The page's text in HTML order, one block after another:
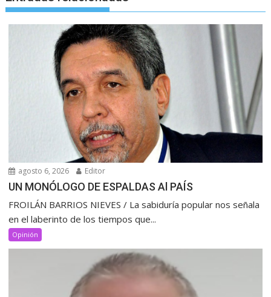
agosto 6, 2026 Editor
UN MONÓLOGO DE ESPALDAS Al PAÍS
FROILÁN BARRIOS NIEVES / La sabiduría popular nos señala
en el laberinto de los tiempos que...
Opinión